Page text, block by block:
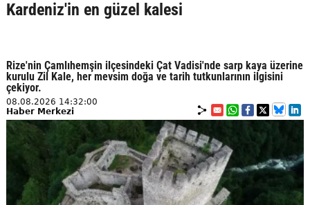
Kardeniz'in en güzel kalesi
Rize'nin Çamlıhemşin ilçesindeki Çat Vadisi'nde sarp kaya üzerine
kurulu Zil Kale, her mevsim doğa ve tarih tutkunlarının ilgisini
çekiyor.
08.08.2026 14:32:00
Haber Merkezi